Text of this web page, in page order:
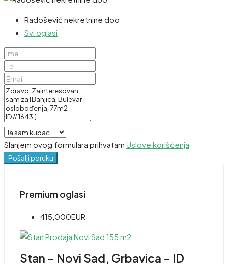
Radošević nekretnine doo
Svi oglasi
Slanjem ovog formulara prihvatam Uslove korišćenja
Pošalji poruku
Premium oglasi
415,000EUR
Stan – Novi Sad, Grbavica – ID